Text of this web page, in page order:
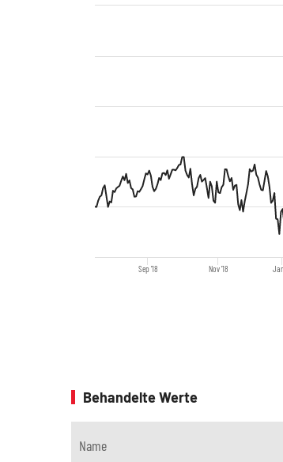
Sep '18 Nov '18
Behandelte Werte
Name